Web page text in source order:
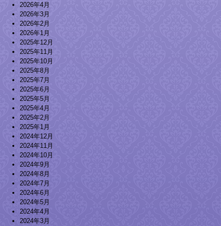
2026年4月
2026年3月
2026年2月
2026年1月
2025年12月
2025年11月
2025年10月
2025年8月
2025年7月
2025年6月
2025年5月
2025年4月
2025年2月
2025年1月
2024年12月
2024年11月
2024年10月
2024年9月
2024年8月
2024年7月
2024年6月
2024年5月
2024年4月
2024年3月